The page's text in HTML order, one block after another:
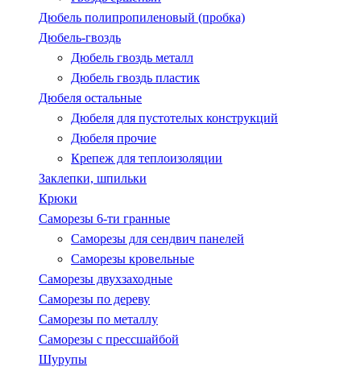
Дюбель полипропиленовый (пробка)
Дюбель-гвоздь
Дюбель гвоздь металл
Дюбель гвоздь пластик
Дюбеля остальные
Дюбеля для пустотелых конструкций
Дюбеля прочие
Крепеж для теплоизоляции
Заклепки, шпильки
Крюки
Саморезы 6-ти гранные
Саморезы для сендвич панелей
Саморезы кровельные
Саморезы двухзаходные
Саморезы по дереву
Саморезы по металлу
Саморезы с пресcшайбой
Шурупы